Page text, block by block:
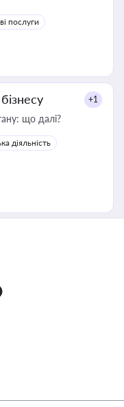
послуги
+1
що далі?
діяльність